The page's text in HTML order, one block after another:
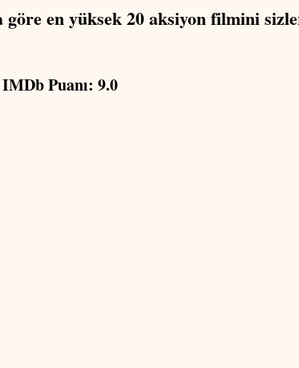
göre en yüksek 20 aksiyon filmini
Puanı: 9.0